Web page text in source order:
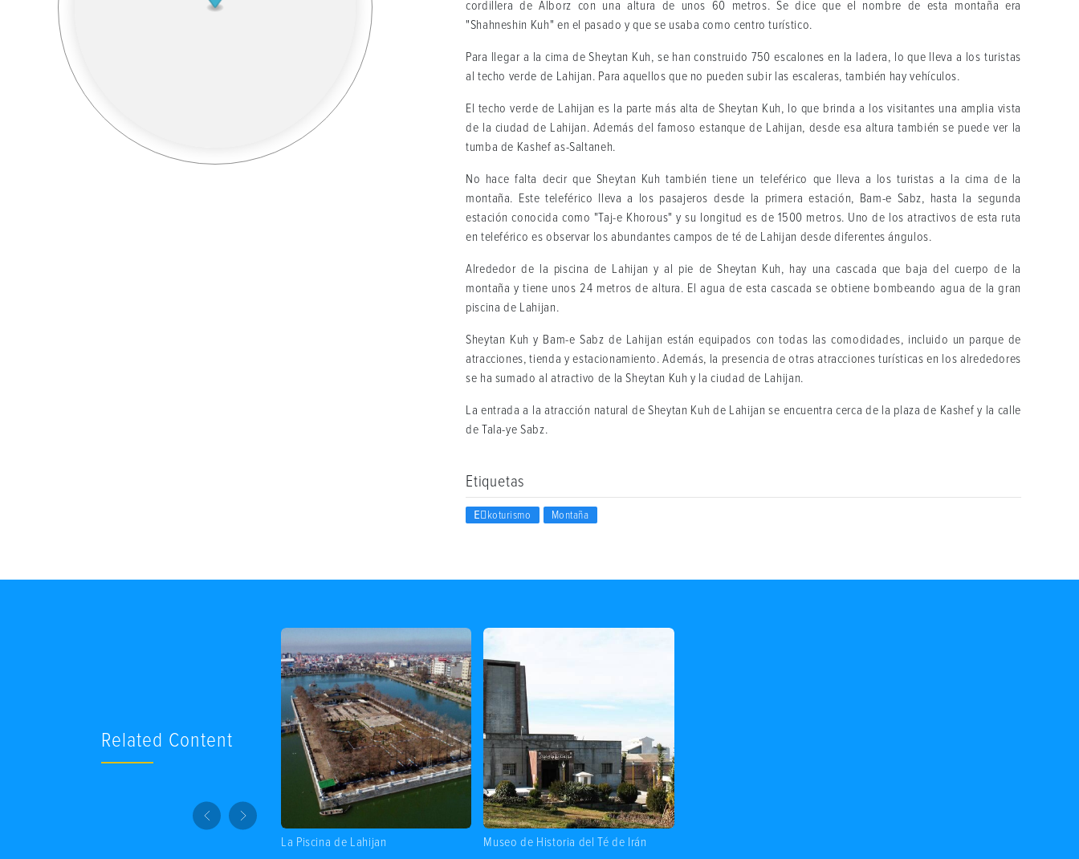
cordillera de Alborz con una altura de unos 60 metros. Se dice que el nombre de esta montaña era
"Shahneshin Kuh" en el pasado y que se usaba como centro turístico.
Para llegar a la cima de Sheytan Kuh, se han construido 750 escalones en la ladera, lo que lleva a los turistas
al techo verde de Lahijan. Para aquellos que no pueden subir las escaleras, también hay vehículos.
El techo verde de Lahijan es la parte más alta de Sheytan Kuh, lo que brinda a los visitantes una amplia vista
de la ciudad de Lahijan. Además del famoso estanque de Lahijan, desde esa altura también se puede ver la
tumba de Kashef as-Saltaneh.
No hace falta decir que Sheytan Kuh también tiene un teleférico que lleva a los turistas a la cima de la
montaña. Este teleférico lleva a los pasajeros desde la primera estación, Bam-e Sabz, hasta la segunda
estación conocida como "Taj-e Khorous" y su longitud es de 1500 metros. Uno de los atractivos de esta ruta
en teleférico es observar los abundantes campos de té de Lahijan desde diferentes ángulos.
Alrededor de la piscina de Lahijan y al pie de Sheytan Kuh, hay una cascada que baja del cuerpo de la
montaña y tiene unos 24 metros de altura. El agua de esta cascada se obtiene bombeando agua de la gran
piscina de Lahijan.
Sheytan Kuh y Bam-e Sabz de Lahijan están equipados con todas las comodidades, incluido un parque de
atracciones, tienda y estacionamiento. Además, la presencia de otras atracciones turísticas en los alrededores
se ha sumado al atractivo de la Sheytan Kuh y la ciudad de Lahijan.
La entrada a la atracción natural de Sheytan Kuh de Lahijan se encuentra cerca de la plaza de Kashef y la calle
de Tala-ye Sabz.
Etiquetas
Eٍkoturismo Montaña
Related Content
La Piscina de Lahijan Museo de Historia del Té de Irán